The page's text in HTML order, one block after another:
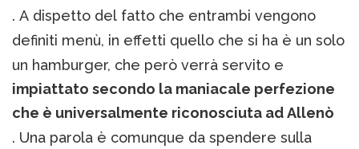
. A dispetto del fatto che entrambi vengono
definiti menù, in effetti quello che si ha è un solo
un hamburger, che però verrà servito e
impiattato secondo la maniacale perfezione
che è universalmente riconosciuta ad Allenò
. Una parola è comunque da spendere sulla